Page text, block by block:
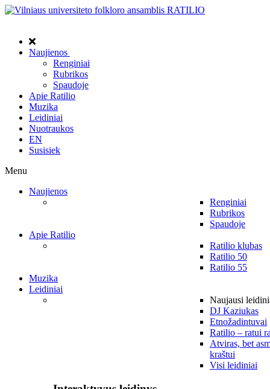
Naujienos
Renginiai
Rubrikos
Spaudoje
Apie Ratilio
Muzika
Leidiniai
Nuotraukos
EN
Susisiek
Menu
Naujienos
Renginiai
Rubrikos
Spaudoje
Apie Ratilio
Ratilio klubas
Ratilio 50
Ratilio 55
Muzika
Leidiniai
Naujausi
DJ Kaziukas
Etnožadintuvai
Ratilio – ratui
Atviras, bet
kraštui
Visi leidiniai